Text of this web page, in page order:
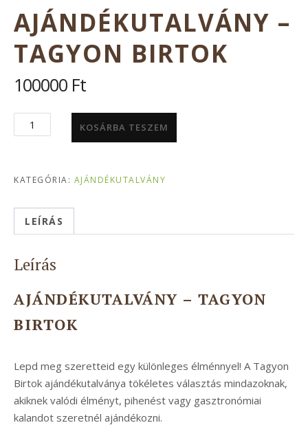
AJÁNDÉKUTALVÁNY –
TAGYON BIRTOK
100000 Ft
Ajándékutalvány
-
KOSÁRBA TESZEM
KATEGÓRIA: AJÁNDÉKUTALVÁNY
LEÍRÁS
Leírás
AJÁNDÉKUTALVÁNY – TAGYON
BIRTOK
Lepd meg szeretteid egy különleges élménnyel! A Tagyon
Birtok ajándékutalványa tökéletes választás mindazoknak,
akiknek valódi élményt, pihenést vagy gasztronómiai
kalandot szeretnél ajándékozni.